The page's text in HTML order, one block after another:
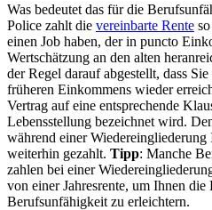
Was bedeutet das für die
Police zahlt die vereinbarte Rente
einen Job haben, der in puncto
Wertschätzung an den alten
der Regel darauf abgestellt, dass
früheren Einkommens wieder
Vertrag auf eine entsprechende
Lebensstellung bezeichnet wird.
während einer
weiterhin gezahlt. Tipp: Manche
zahlen bei einer
von einer Jahresrente, um Ihnen
Berufsunfähigkeit zu erleichtern.